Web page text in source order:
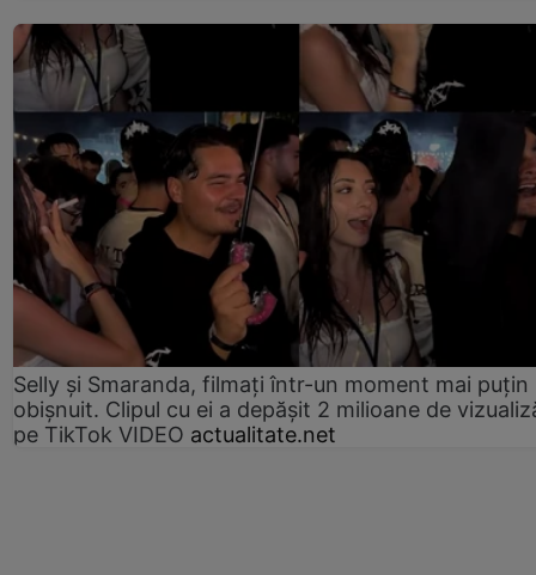
Selly și Smaranda, filmați într-un moment mai puțin
obișnuit. Clipul cu ei a depășit 2 milioane de
pe TikTok VIDEO actualitate.net